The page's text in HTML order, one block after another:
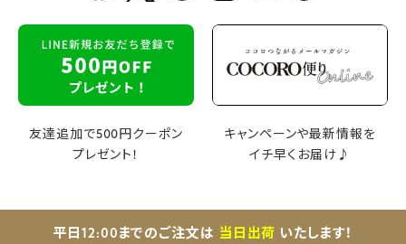
友達追加で500円クーポン
プレゼント！
キャンペーンや最新情報を
イチ早くお届け♪
平日12:00までのご注文は 当日出荷 いたします！